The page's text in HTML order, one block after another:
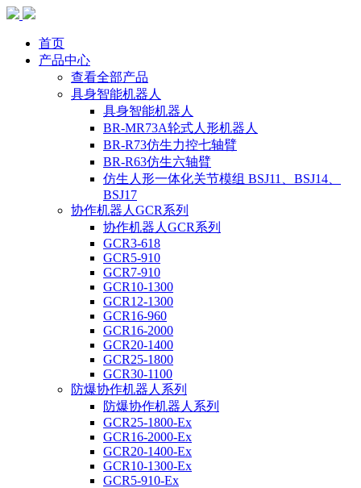
首页
产品中心
查看全部产品
具身智能机器人
具身智能机器人
BR-MR73A轮式人形机器人
BR-R73仿生力控七轴臂
BR-R63仿生六轴臂
仿生人形一体化关节模组 BSJ11、BSJ14、
BSJ17
协作机器人GCR系列
协作机器人GCR系列
GCR3-618
GCR5-910
GCR7-910
GCR10-1300
GCR12-1300
GCR16-960
GCR16-2000
GCR20-1400
GCR25-1800
GCR30-1100
防爆协作机器人系列
防爆协作机器人系列
GCR25-1800-Ex
GCR16-2000-Ex
GCR20-1400-Ex
GCR10-1300-Ex
GCR5-910-Ex